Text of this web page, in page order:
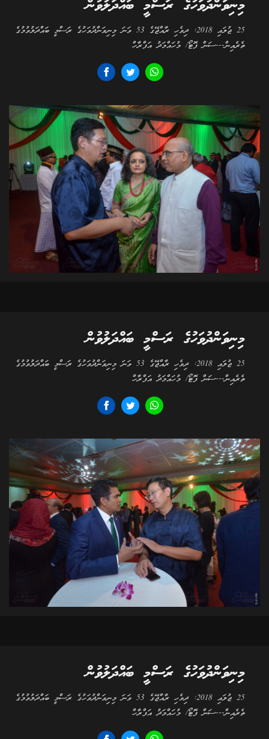
މިނިވަންދުވަހުގެ ރަސްމީ ބައްދަލުވުން
25 ޖުލައި 2018: ދިވެހި ރާއްޖޭގެ 53 ވަނަ މިނިވަންދުވަހުގެ ރަސްމީ ބައްދަލުވުމުގެ
ތެރެއިން---ސަން ފޮޓޯ/ މުހައްމަދު އަފްރާހް
މިނިވަންދުވަހުގެ ރަސްމީ ބައްދަލުވުން
25 ޖުލައި 2018: ދިވެހި ރާއްޖޭގެ 53 ވަނަ މިނިވަންދުވަހުގެ ރަސްމީ ބައްދަލުވުމުގެ
ތެރެއިން---ސަން ފޮޓޯ/ މުހައްމަދު އަފްރާހް
މިނިވަންދުވަހުގެ ރަސްމީ ބައްދަލުވުން
25 ޖުލައި 2018: ދިވެހި ރާއްޖޭގެ 53 ވަނަ މިނިވަންދުވަހުގެ ރަސްމީ ބައްދަލުވުމުގެ
ތެރެއިން---ސަން ފޮޓޯ/ މުހައްމަދު އަފްރާހް